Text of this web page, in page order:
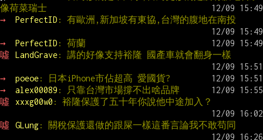
像荷菜瑞士
→
PerfectID : 有歐洲,新加坡有東協,台灣的腹地在南投
→ PerfectID : 荷蘭
噓
LandGrave: 講的好像支持裕隆 國產車就會翻身一樣
→ poeoe: 日本iPhone市佔超高 愛國貨?
→
alex00089 : 只靠台灣市場撐不出啥品牌
噓
xxxg00w0 : 裕隆保護了五十年你說他中途加入？
噓 GLung: 關稅保護還做的跟屎一樣這番言論我不敢苟同